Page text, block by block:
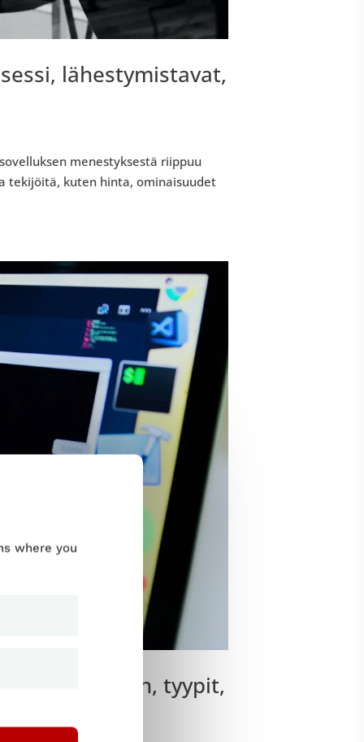
lähestymistavat,
menestyksestä riippuu
tekijöitä, kuten hinta, ominaisuudet
– Mitä se on, tyypit,
muuta!
where you